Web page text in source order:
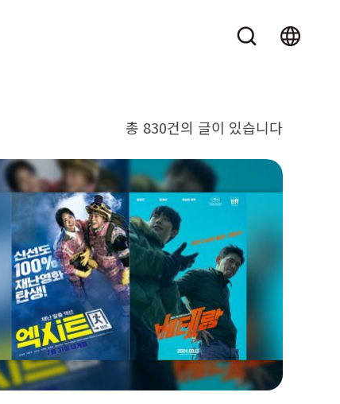
총 830건의 글이 있습니다